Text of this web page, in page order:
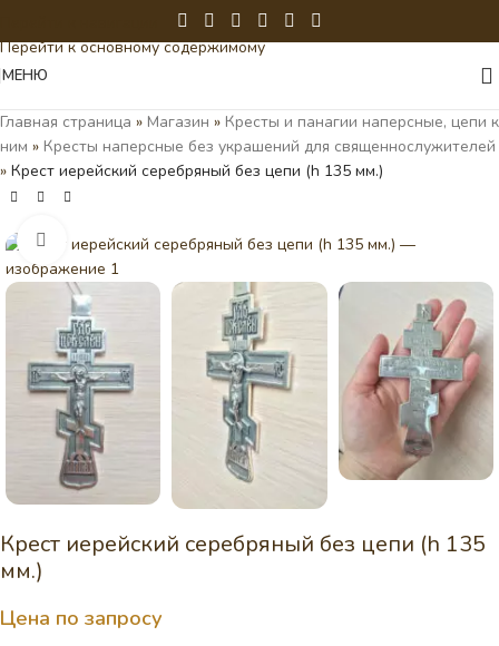
Перейти к основному содержимому
МЕНЮ
Главная страница » Магазин » Кресты и панагии наперсные, цепи к
ним » Кресты наперсные без украшений для священнослужителей
» Крест иерейский серебряный без цепи (h 135 мм.)
Нажмите, чтобы увеличить
Крест иерейский серебряный без цепи (h 135
мм.)
Цена по запросу